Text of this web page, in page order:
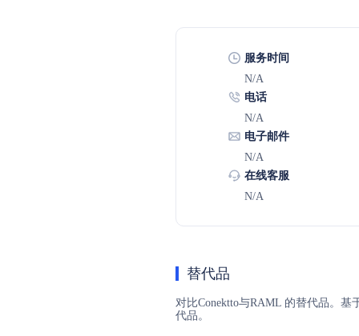
服务时间
N/A
电话
N/A
电子邮件
N/A
在线客服
N/A
替代品
对比Conektto与RAML 的替代品。
代品。